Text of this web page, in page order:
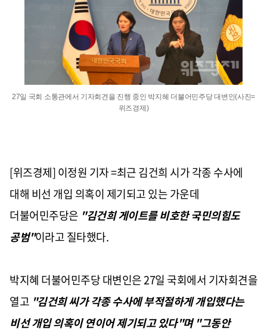
27일 국회 소통관에서 기자회견을 진행 중인 박지혜 더불어민주당 대변인(사진=
위즈경제)
[위즈경제] 이정원 기자 =최근 김건희 시가 각종 수사에
대해 비선 개입 의혹이 제기되고 있는 가운데
더불어민주당은 "김건희 게이트를 비호한 국민의힘도
공범"이라고 질타했다.
박지혜 더불어민주당 대변인은 27일 국회에서 기자회견을
열고 "김건희 씨가 각종 수사에 부적절하게 개입했다는
비선 개입 의혹이 연이어 제기되고 있다"며 "그동안